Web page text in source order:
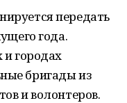
передать
года.
и городах
бригады из
и волонтеров.